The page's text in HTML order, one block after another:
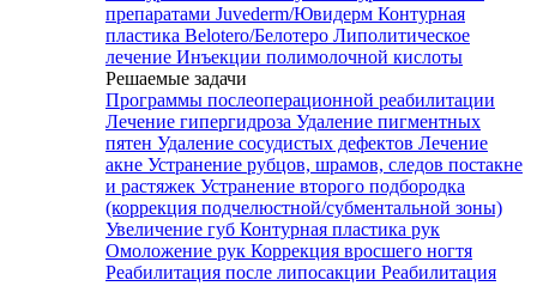
препаратами Juvederm/Ювидерм Контурная
пластика Belotero/Белотеро Липолитическое
лечение Инъекции полимолочной кислоты
Решаемые задачи
Программы послеоперационной реабилитации
Лечение гипергидроза Удаление пигментных
пятен Удаление сосудистых дефектов Лечение
акне Устранение рубцов, шрамов, следов постакне
и растяжек Устранение второго подбородка
(коррекция подчелюстной/субментальной зоны)
Увеличение губ Контурная пластика рук
Омоложение рук Коррекция вросшего ногтя
Реабилитация после липосакции Реабилитация